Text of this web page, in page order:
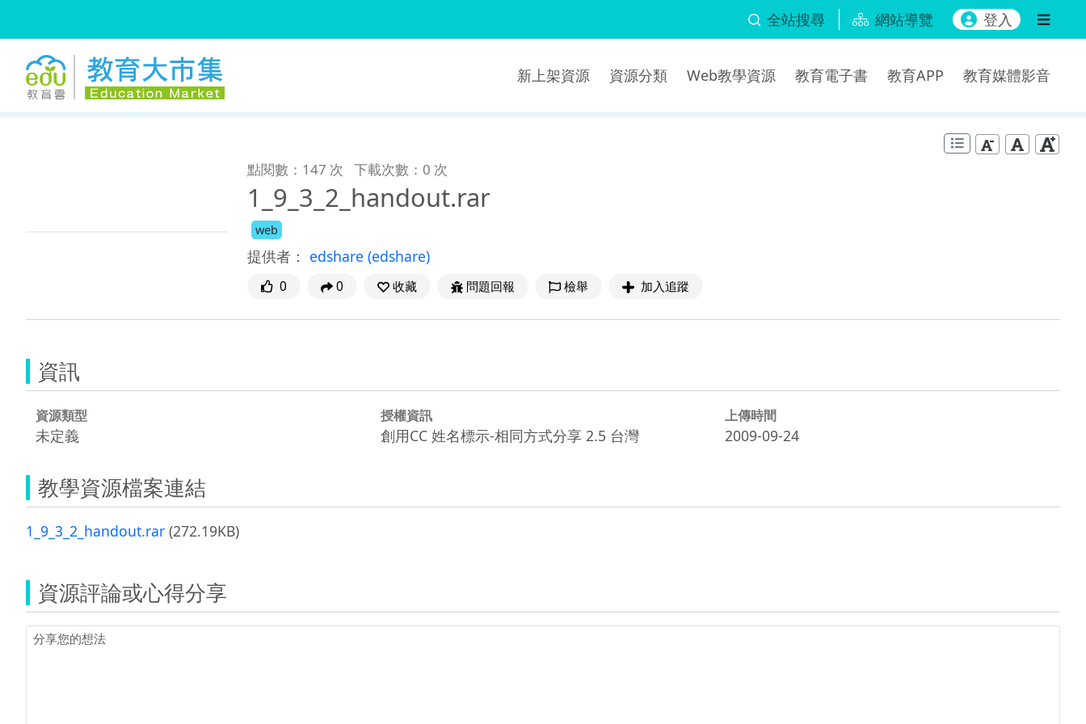
全站搜尋 網站導覽 登入
新上架資源 資源分類 Web教學資源 教育電子書 教育APP 教育媒體影音
點閱數：147 次 下載次數：0 次
1_9_3_2_handout.rar
web
提供者： edshare (edshare)
0 0 收藏 問題回報 檢舉 加入追蹤
資訊
資源類型
未定義
授權資訊
創用CC 姓名標示-相同方式分享 2.5 台灣
上傳時間
2009-09-24
教學資源檔案連結
1_9_3_2_handout.rar (272.19KB)
資源評論或心得分享